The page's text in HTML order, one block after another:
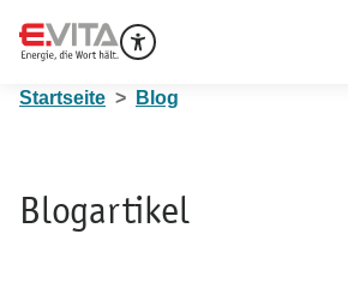
Startseite Blog
Blogartikel